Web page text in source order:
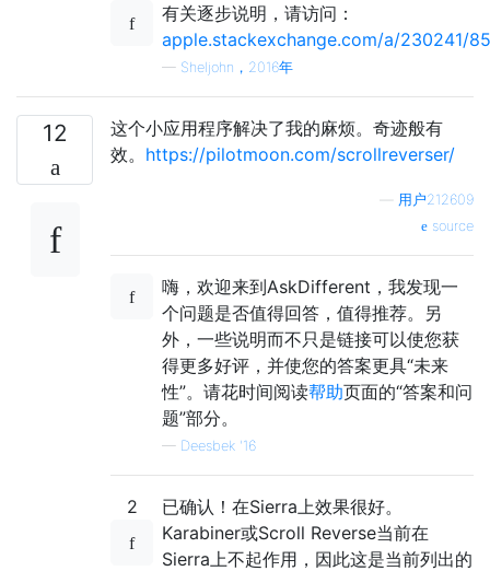
有关逐步说明，请访问：
apple.stackexchange.com/a/230241/
— Sheljohn，2016年
12
这个小应用程序解决了我的麻烦。奇迹般有
效。 https://pilotmoon.com/scrollreverser/
用户212609
source
嗨，欢迎来到AskDifferent，我发现一
个问题是否值得回答，值得推荐。另
外，一些说明而不只是链接可以使您获
得更多好评，并使您的答案更具“未来
性”。请花时间阅读帮助页面的“答案和问
题”部分。
— Deesbek '16
2
已确认！在Sierra上效果很好。
Karabiner或Scroll Reverse当前在
Sierra上不起作用，因此这是当前列出的